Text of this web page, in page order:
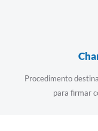
Procedimento
para firmar